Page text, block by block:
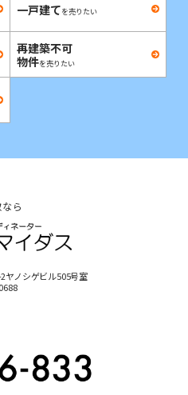
一戸建てを売りたい
再建築不可
物件を売りたい
ら
ヤノシゲビル505号室